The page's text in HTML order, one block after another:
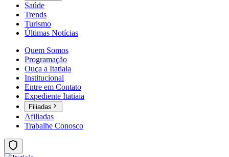
Saúde
Trends
Turismo
Últimas Notícias
Quem Somos
Programação
Ouça a Itatiaia
Institucional
Entre em Contato
Expediente Itatiaia
Filiadas
Afiliadas
Trabalhe Conosco